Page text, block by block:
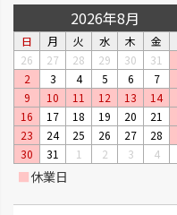
2026年8月
日 月 火 水 木 金
26
27 28 29 30 31
2
3 4 5 6 7
9
10 11 12 13 14
16
17 18 19 20 21
23
24 25 26 27 28
30
31 1 2 3 4
■休業日